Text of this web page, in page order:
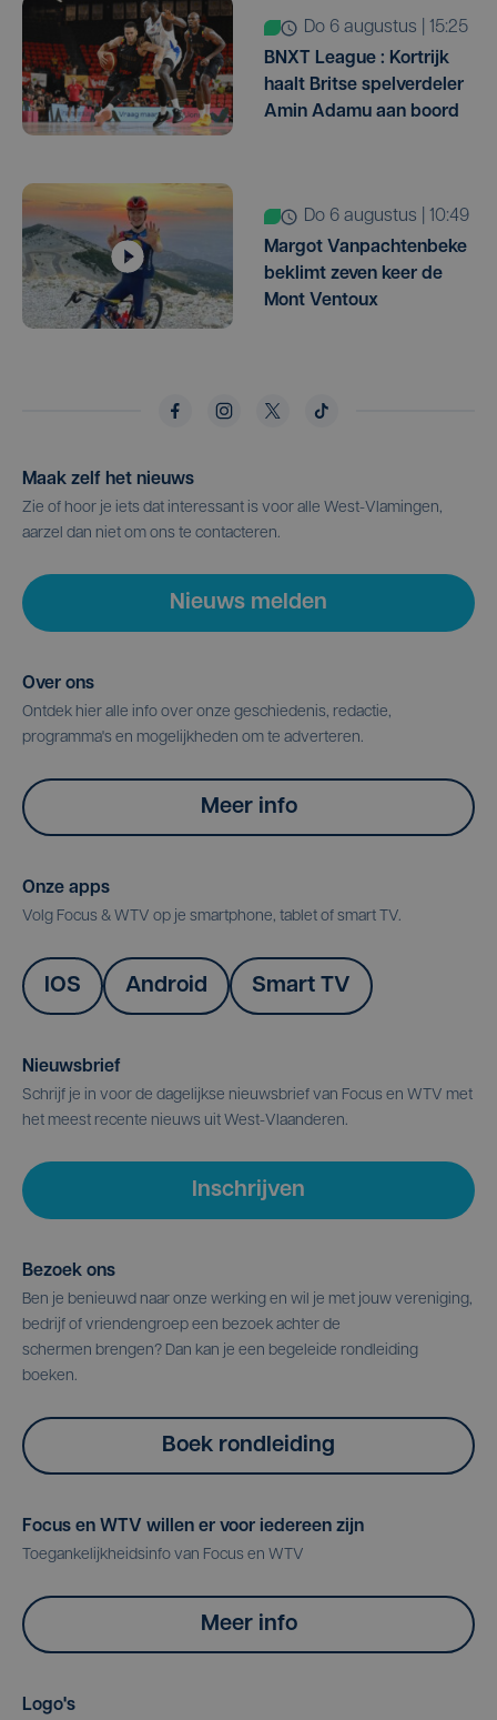
do 6 augustus | 15:25
BNXT League : Kortrijk
haalt Britse spelverdeler
Amin Adamu aan boord
do 6 augustus | 10:49
Margot Vanpachtenbeke
beklimt zeven keer de
Mont Ventoux
Maak zelf het nieuws
Zie of hoor je iets dat interessant is voor alle West-Vlamingen,
aarzel dan niet om ons te contacteren.
Nieuws melden
Over ons
Ontdek hier alle info over onze geschiedenis, redactie,
programma's en mogelijkheden om te adverteren.
Meer info
Onze apps
Volg Focus & WTV op je smartphone, tablet of smart TV.
IOS Android Smart TV
Nieuwsbrief
Schrijf je in voor de dagelijkse nieuwsbrief van Focus en WTV met
het meest recente nieuws uit West-Vlaanderen.
Inschrijven
Bezoek ons
Ben je benieuwd naar onze werking en wil je met jouw vereniging,
bedrijf of vriendengroep een bezoek achter de
schermen brengen? Dan kan je een begeleide rondleiding
boeken.
Boek rondleiding
Focus en WTV willen er voor iedereen zijn
Toegankelijkheidsinfo van Focus en WTV
Meer info
Logo's